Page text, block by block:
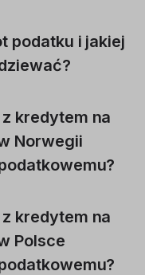
podatku i jakiej
kredytem na
Norwegii
kredytem na
Polsce